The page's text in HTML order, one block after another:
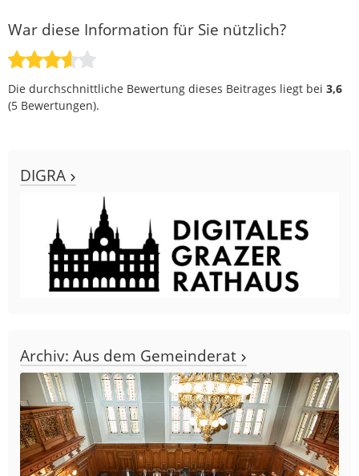
War diese Information für Sie nützlich?
Die durchschnittliche Bewertung dieses Beitrages liegt bei 3,6
(5 Bewertungen).
DIGRA
Archiv: Aus dem Gemeinderat